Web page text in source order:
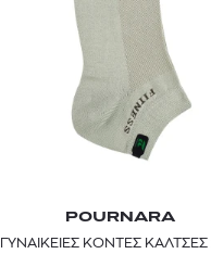
POURNARA
ΓΥΝΑΙΚΕΙΕΣ ΚΟΝΤΕΣ